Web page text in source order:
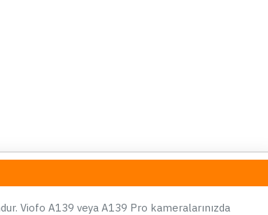
Viofo A139 veya A139 Pro kameralarınızda